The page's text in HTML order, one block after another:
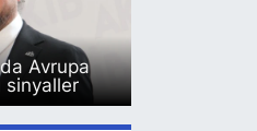
listesinde
Avrupa
sinyaller